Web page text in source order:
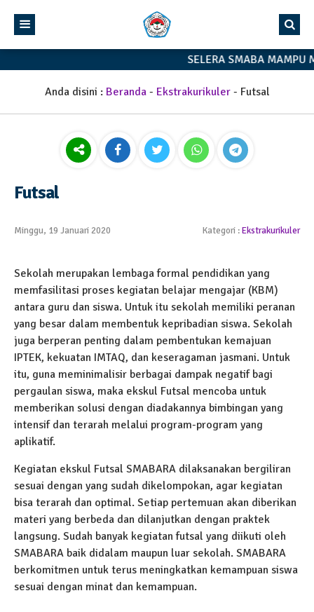
SELERA SMABA MAMPU
Anda disini : Beranda- Ekstrakurikuler- Futsal
Futsal
Minggu, 19 Januari 2020 Kategori :Ekstrakurikuler
Sekolah merupakan lembaga formal pendidikan yang
memfasilitasi proses kegiatan belajar mengajar (KBM)
antara guru dan siswa. Untuk itu sekolah memiliki peranan
yang besar dalam membentuk kepribadian siswa. Sekolah
juga berperan penting dalam pembentukan kemajuan
IPTEK, kekuatan IMTAQ, dan keseragaman jasmani. Untuk
itu, guna meminimalisir berbagai dampak negatif bagi
pergaulan siswa, maka ekskul Futsal mencoba untuk
memberikan solusi dengan diadakannya bimbingan yang
intensif dan terarah melalui program-program yang
aplikatif.
Kegiatan ekskul Futsal SMABARA dilaksanakan bergiliran
sesuai dengan yang sudah dikelompokan, agar kegiatan
bisa terarah dan optimal. Setiap pertemuan akan diberikan
materi yang berbeda dan dilanjutkan dengan praktek
langsung. Sudah banyak kegiatan futsal yang diikuti oleh
SMABARA baik didalam maupun luar sekolah. SMABARA
berkomitmen untuk terus meningkatkan kemampuan siswa
sesuai dengan minat dan kemampuan.